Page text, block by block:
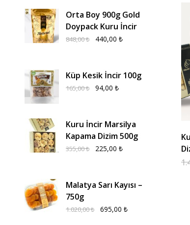
Orta Boy 900g Gold
Doypack Kuru İncir
848,00₺ 440,00 ₺
Küp Kesik İncir 100g
165,00₺ 94,00 ₺
Kuru İncir Marsilya
Kapama Dizim 500g
355,00₺ 225,00 ₺
Malatya Sarı Kayısı –
750g
1.020,00₺ 695,00 ₺